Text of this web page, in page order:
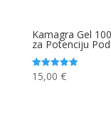
Kamagra Gel
za Potenciju
Ocjenjeno
5.00
15,00 €